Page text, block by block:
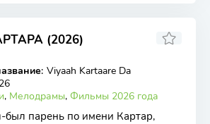
(2026)
DL : Viyaah Kartaare Da
, Мелодрамы, Фильмы 2026 года
парень по имени Картар,